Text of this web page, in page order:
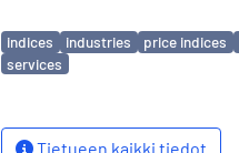
Avainsanat
indices industries price indices
services
Tietueen kaikki tiedot